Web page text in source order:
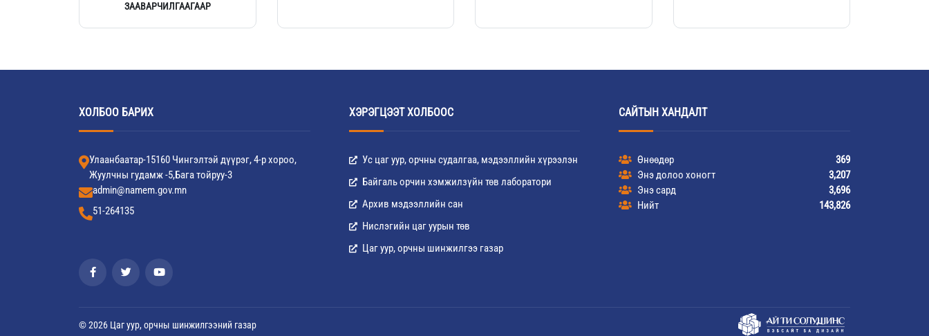
ЗААВАРЧИЛГААГААР
ХОЛБОО БАРИХ
Улаанбаатар-15160 Чингэлтэй дүүрэг, 4-р хороо,
Жуулчны гудамж -5,Бага тойруу-3
admin@namem.gov.mn
51-264135
ХЭРЭГЦЭЭТ ХОЛБООС
Ус цаг уур, орчны судалгаа, мэдээллийн хүрээлэн
Байгаль орчин хэмжилзүйн төв лаборатори
Архив мэдээллийн сан
Нислэгийн цаг уурын төв
Цаг уур, орчны шинжилгээ газар
САЙТЫН ХАНДАЛТ
Өнөөдөр
369
Энэ долоо хоногт
3,207
Энэ сард
3,696
Нийт
143,826
© 2026 Цаг уур, орчны шинжилгээний газар